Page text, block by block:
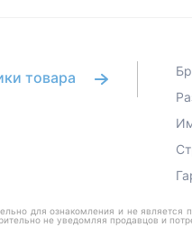
товара
для ознакомления и не
не уведомляя продавцов и